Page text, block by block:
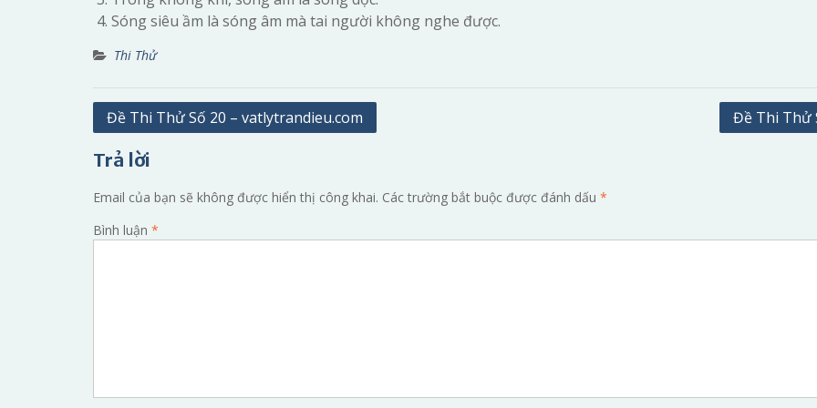
Sóng siêu ầm là sóng âm mà tai người không nghe được.
Thi Thử
Điều
bài
viết
Đề Thi Thử Số 20 – vatlytrandieu.com Đề Thi Thử
Trả lời
Email của bạn sẽ không được hiển thị công khai. Các trường bắt buộc được đánh dấu *
Bình luận *